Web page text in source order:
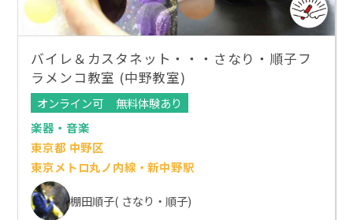
バイレ＆カスタネット・・・さなり・順子フ
ラメンコ教室 (中野教室)
オンライン可
無料体験あり
楽器・音楽
東京都 中野区
東京メトロ丸ノ内線・新中野駅
棚田順子( さなり・順子)